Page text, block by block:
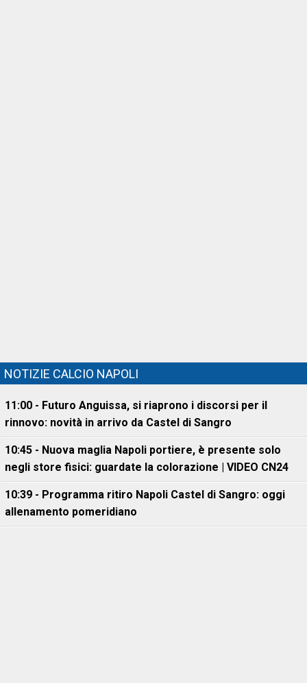
NOTIZIE CALCIO NAPOLI
11:00 - Futuro Anguissa, si riaprono i discorsi per il
rinnovo: novità in arrivo da Castel di Sangro
10:45 - Nuova maglia Napoli portiere, è presente solo
negli store fisici: guardate la colorazione | VIDEO CN24
10:39 - Programma ritiro Napoli Castel di Sangro: oggi
allenamento pomeridiano